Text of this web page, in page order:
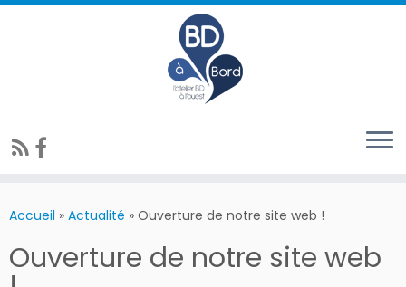
Accueil » Actualité » Ouverture de notre site web !
Ouverture de notre site web